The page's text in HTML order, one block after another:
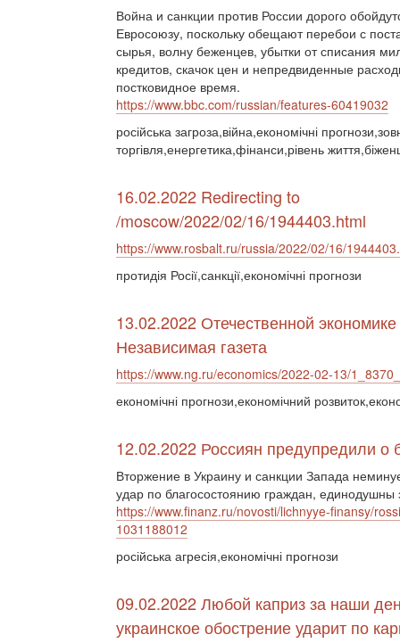
Война и санкции против России дорого
Евросоюзу, поскольку обещают перебои с
сырья, волну беженцев, убытки от списания
кредитов, скачок цен и непредвиденные
постковидное время.
https://www.bbc.com/russian/features-60419032
російська загроза,війна,економічні
торгівля,енергетика,фінанси,рівень
16.02.2022 Redirecting to
/moscow/2022/02/16/1944403.html
https://www.rosbalt.ru/russia/2022/02/16/
протидія Росії,санкції,економічні прогнози
13.02.2022 Отечественной
Независимая газета
https://www.ng.ru/economics/2022-02-13/
економічні прогнози,економічний
12.02.2022 Россиян предупредили о
Вторжение в Украину и санкции Запада
удар по благосостоянию граждан, единодушны
https://www.finanz.ru/novosti/lichnyye-finansy/
1031188012
російська агресія,економічні прогнози
09.02.2022 Любой каприз за наши
украинское обострение ударит по